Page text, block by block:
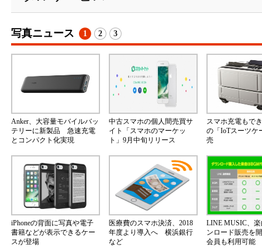
写真ニュース 1 2 3
Anker、大容量モバイルバッ
テリーに新製品 急速充電
とコンパクト化実現
中古スマホの個人間売買サ
イト「スマホのマーケッ
ト」9月中旬リリース
スマホ充電もで
の「IoTスーツケ
売
iPhoneの背面に写真や電子
書籍などが表示できるケー
スが登場
医療費のスマホ決済、2018
年度より導入へ 横浜銀行
など
LINE MUSIC、
ンロード販売を
会員も利用可能